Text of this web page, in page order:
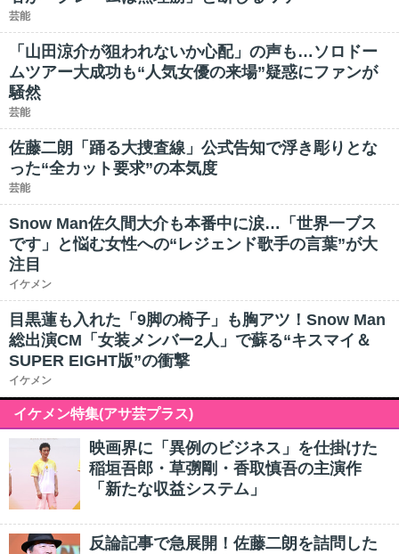
芸能
「山田涼介が狙われないか心配」の声も…ソロドー
ムツアー大成功も“人気女優の来場”疑惑にファンが
騒然
芸能
佐藤二朗「踊る大捜査線」公式告知で浮き彫りとな
った“全カット要求”の本気度
芸能
Snow Man佐久間大介も本番中に涙…「世界一ブス
です」と悩む女性への“レジェンド歌手の言葉”が大
注目
イケメン
目黒蓮も入れた「9脚の椅子」も胸アツ！Snow Man
総出演CM「女装メンバー2人」で蘇る“キスマイ＆
SUPER EIGHT版”の衝撃
イケメン
イケメン特集(アサ芸プラス)
映画界に「異例のビジネス」を仕掛けた
稲垣吾郎・草彅剛・香取慎吾の主演作
「新たな収益システム」
反論記事で急展開！佐藤二朗を詰問した